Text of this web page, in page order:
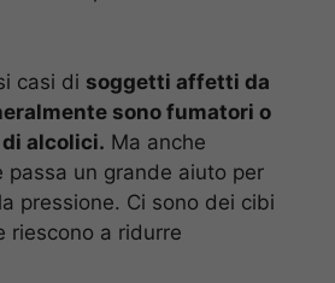
casi di soggetti affetti da
sono fumatori o
alcolici. Ma anche
passa un grande aiuto per
pressione. Ci sono dei cibi
riescono a ridurre